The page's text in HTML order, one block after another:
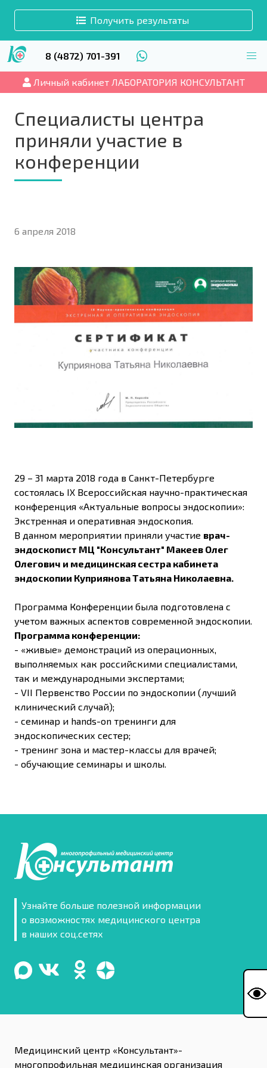
Получить результаты
8 (4872) 701-391
Личный кабинет ЛАБОРАТОРИЯ КОНСУЛЬТАНТ
Специалисты центра
приняли участие в
конференции
6 апреля 2018
29 – 31 марта 2018 года в Санкт-Петербурге
состоялась IХ Всероссийская научно-практическая
конференция «Актуальные вопросы эндоскопии»:
Экстренная и оперативная эндоскопия.
В данном мероприятии приняли участие врач-
эндоскопист МЦ "Консультант" Макеев Олег
Олегович и медицинская сестра кабинета
эндоскопии Куприянова Татьяна Николаевна.
Программа Конференции была подготовлена с
учетом важных аспектов современной эндоскопии.
Программа конференции:
- «живые» демонстраций из операционных,
выполняемых как российскими специалистами,
так и международными экспертами;
- VII Первенство России по эндоскопии (лучший
клинический случай);
- семинар и hands-on тренинги для
эндоскопических сестер;
- тренинг зона и мастер-классы для врачей;
- обучающие семинары и школы.
Узнайте больше полезной информации
о возможностях медицинского центра
в наших соц.сетях
Медицинский центр «Консультант»-
многопрофильная медицинская организация